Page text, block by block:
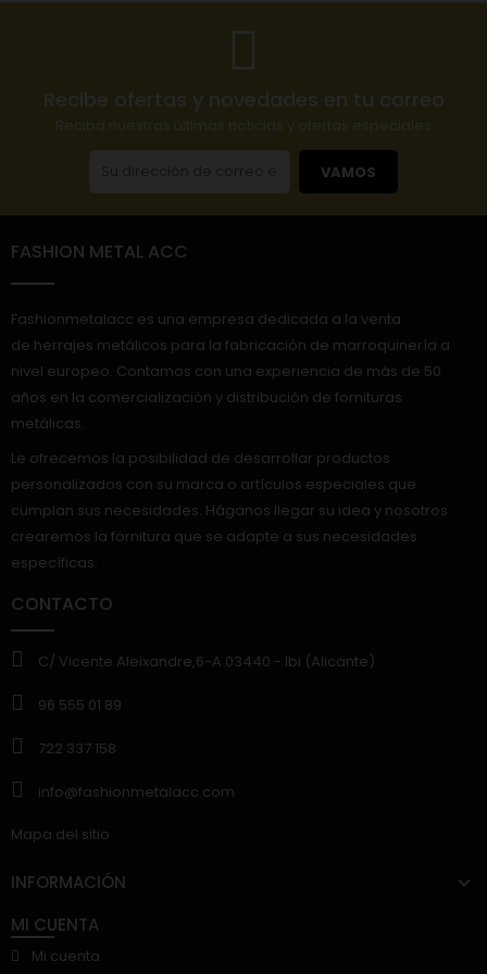
Recibe ofertas y novedades en tu correo
Reciba nuestras últimas noticias y ofertas especiales
VAMOS
FASHION METAL ACC
Fashionmetalacc es una empresa dedicada a la venta
de herrajes metálicos para la fabricación de marroquinería a
nivel europeo. Contamos con una experiencia de más de 50
años en la comercialización y distribución de fornituras
metálicas.
Le ofrecemos la posibilidad de desarrollar productos
personalizados con su marca o artículos especiales que
cumplan sus necesidades. Háganos llegar su idea y nosotros
crearemos la fornitura que se adapte a sus necesidades
específicas.
CONTACTO
C/ Vicente Aleixandre,6-A 03440.- Ibi (Alicante)
96 555 01 89
722 337 158
info@fashionmetalacc.com
Mapa del sitio
INFORMACIÓN
MI CUENTA
Mi cuenta